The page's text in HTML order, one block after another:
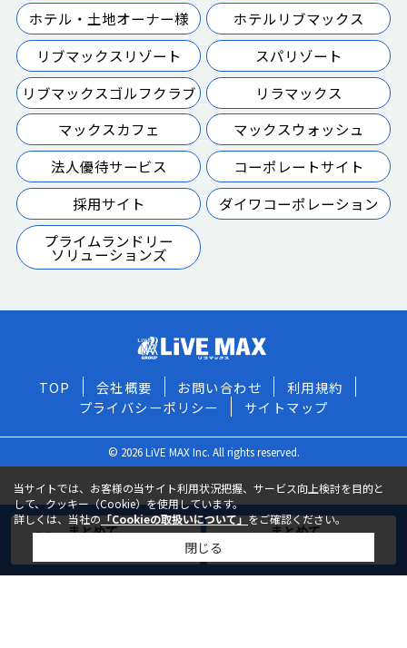
まとめて
まとめて
ホテル・土地オーナー様
ホテルリブマックス
リブマックスリゾート
スパリゾート
リブマックスゴルフクラブ
リラマックス
マックスカフェ
マックスウォッシュ
法人優待サービス
コーポレートサイト
採用サイト
ダイワコーポレーション
プライムランドリー
ソリューションズ
TOP 会社概要 お問い合わせ
利用規約
プライバシーポリシー
サイトマップ
© 2026 LiVE MAX Inc. All rights reserved.
当サイトでは、お客様の当サイト利用状況把握、サービス向上検討を目的と
して、クッキー（Cookie）を使用しています。
詳しくは、当社の「Cookieの取扱いについて」をご確認ください。
閉じる